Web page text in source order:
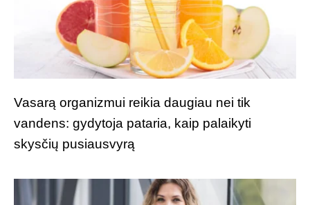
Vasarą organizmui reikia daugiau nei tik
vandens: gydytoja pataria, kaip palaikyti
skysčių pusiausvyrą